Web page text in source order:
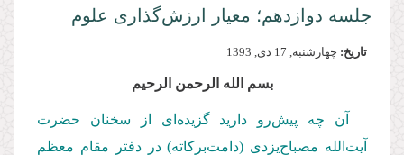
جلسه دوازدهم؛ معیار ارزش‌‌گذاری علوم
تاریخ: چهارشنبه, 17 دى, 1393
بسم الله الرحمن الرحیم
آن چه پیش‌رو دارید گزیده‌ای از سخنان حضرت
آیت‌الله مصباح‌یزدی (دامت‌بركاته) در دفتر مقام معظم